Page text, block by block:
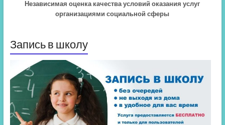
Независимая оценка качества условий оказания услуг
организациями социальной сферы
Запись в школу